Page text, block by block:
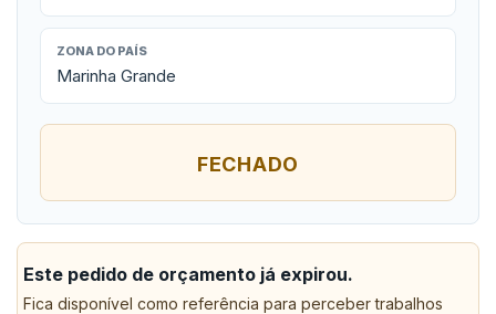
ZONA DO PAÍS
Marinha Grande
FECHADO
Este pedido de orçamento já expirou.
Fica disponível como referência para perceber trabalhos